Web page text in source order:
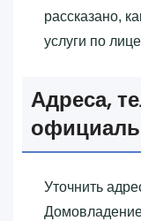
рассказано,
услуги по
Адреса,
Уточнить